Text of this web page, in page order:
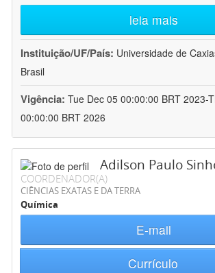
leia mais
Instituição/UF/País: Universidade de
Brasil
Vigência: Tue Dec 05 00:00:00 BRT 2023-
00:00:00 BRT 2026
Adilson Paulo
COORDENADOR(A)
CIÊNCIAS EXATAS E DA TERRA
Química
E-mail
Currículo